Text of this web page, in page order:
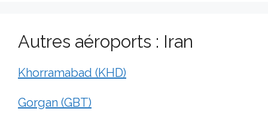
Autres aéroports : Iran
Khorramabad (KHD)
Gorgan (GBT)